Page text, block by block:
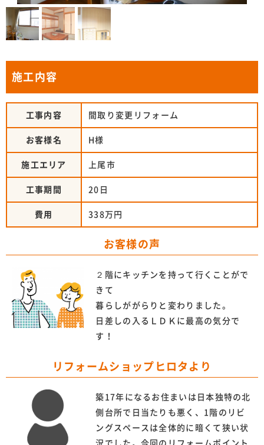
施工内容
工事内容 間取り変更リフォーム
お客様名 H様
施工エリア 上尾市
工事期間 20日
費用 338万円
お客様の声
２階にキッチンを持って行くことがで
きて
暮らしががらりと変わりました。
日差しの入るＬＤＫに最高の気分で
す！
リフォームショップヒロタより
築17年になるお住まいは日本独特の北
側台所で日当たりも悪く、1階のリビ
ングスペースは全体的に暗くて狭い状